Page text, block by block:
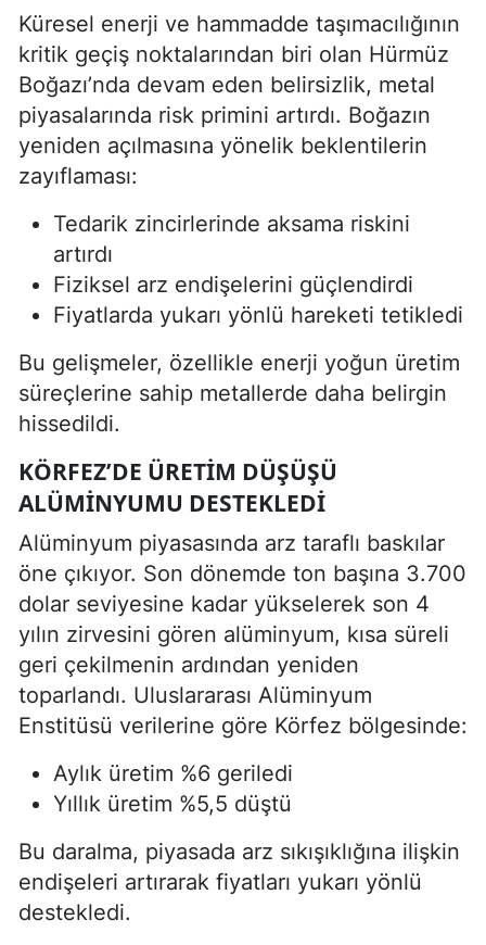
Küresel enerji ve hammadde taşımacılığının
kritik geçiş noktalarından biri olan Hürmüz
Boğazı’nda devam eden belirsizlik, metal
piyasalarında risk primini artırdı. Boğazın
yeniden açılmasına yönelik beklentilerin
zayıflaması:
Tedarik zincirlerinde aksama riskini
artırdı
Fiziksel arz endişelerini güçlendirdi
Fiyatlarda yukarı yönlü hareketi tetikledi
Bu gelişmeler, özellikle enerji yoğun üretim
süreçlerine sahip metallerde daha belirgin
hissedildi.
KÖRFEZ’DE ÜRETIM DÜŞÜŞÜ
ALÜMINYUMU DESTEKLEDI
Alüminyum piyasasında arz taraflı baskılar
öne çıkıyor. Son dönemde ton başına 3.700
dolar seviyesine kadar yükselerek son 4
yılın zirvesini gören alüminyum, kısa süreli
geri çekilmenin ardından yeniden
toparlandı. Uluslararası Alüminyum
Enstitüsü verilerine göre Körfez bölgesinde:
Aylık üretim %6 geriledi
Yıllık üretim %5,5 düştü
Bu daralma, piyasada arz sıkışıklığına ilişkin
endişeleri artırarak fiyatları yukarı yönlü
destekledi.